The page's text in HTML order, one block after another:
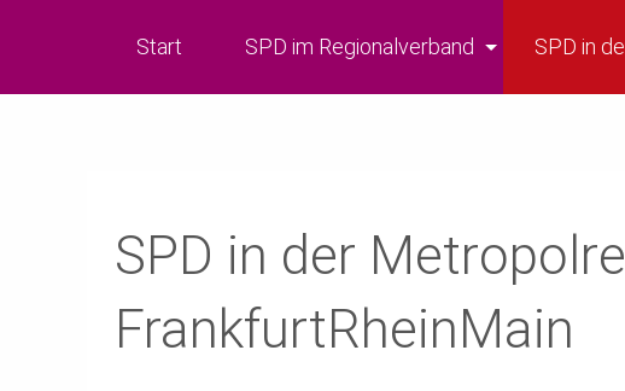
Start SPD im Regionalverband SPD in
SPD in der
FrankfurtRheinMain